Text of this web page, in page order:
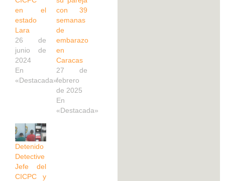
en el
estado
Lara
26 de
junio de
2024
En
«Destacada»
con 39
semanas
de
embarazo
en
Caracas
27 de
febrero
de 2025
En
«Destacada»
Detenido
Detective
Jefe del
CICPC y